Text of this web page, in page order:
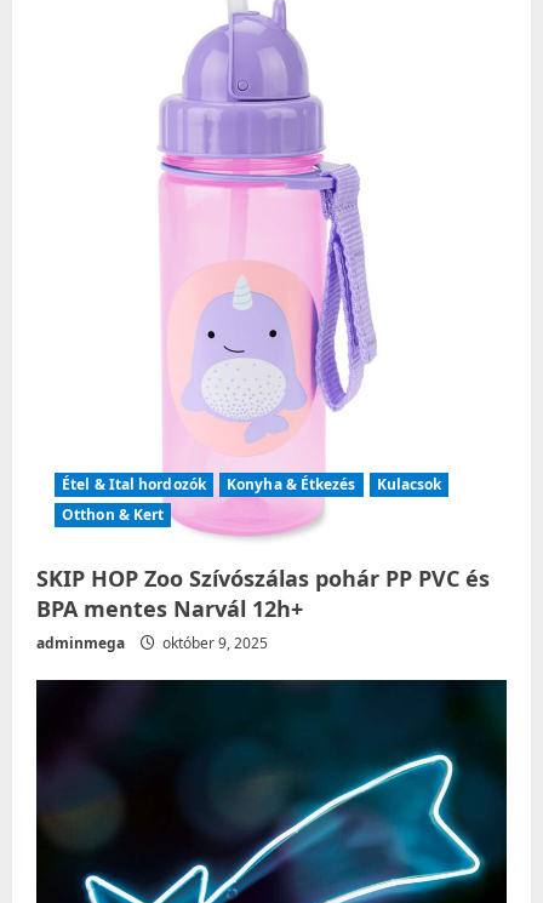
Étel & Ital hordozók Konyha & Étkezés
Kulacsok
Otthon & Kert
SKIP HOP Zoo Szívószálas pohár PP PVC és
BPA mentes Narvál 12h+
adminmega október 9, 2025